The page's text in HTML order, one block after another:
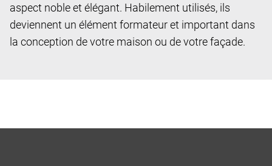
aspect noble et élégant. Habilement utilisés, ils
deviennent un élément formateur et important dans
la conception de votre maison ou de votre façade.